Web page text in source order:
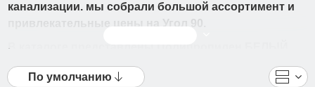
канализации. мы собрали большой ассортимент и
В каталоге представлены Полипропилен БЕЛЫЙ
- Угол 90 от ведущих мировых производителей. Вы
можете ознакомиться с фотографиями, описанием
По умолчанию